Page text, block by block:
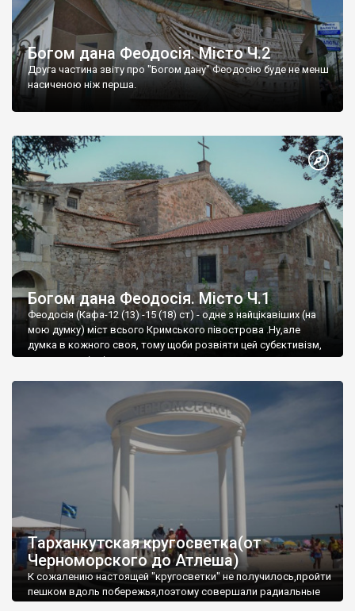
Богом дана Феодосія. Місто Ч.2
Друга частина звіту про "Богом дану" Феодосію буде не менш
насиченою ніж перша.
Богом дана Феодосія. Місто Ч.1
Феодосія (Кафа-12 (13) -15 (18) ст) - одне з найцікавіших (на
мою думку) міст всього Кримського півострова .Ну,але
думка в кожного своя, тому щоби розвіяти цей субєктивізм,
запрошую відвідати це
Тарханкутская кругосветка(от
Черноморского до Атлеша)
К сожалению настоящей "кругосветки" не получилось,пройти
пешком вдоль побережья,поэтому совершали радиальные